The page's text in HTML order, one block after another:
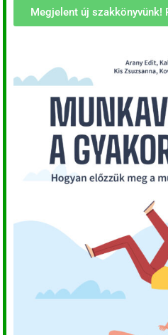
Megjelent új szakkönyvünk!